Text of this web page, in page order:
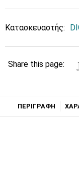
Κατασκευαστής:
Share this page:
ΠΕΡΙΓΡΑΦΗ